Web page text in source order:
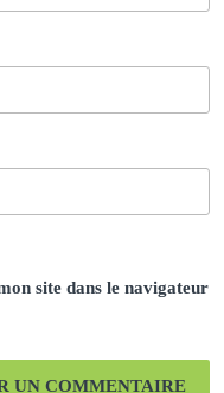
site dans le navigateur